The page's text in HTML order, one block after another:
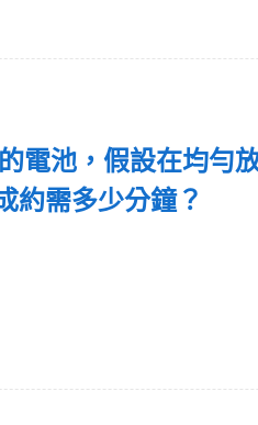
電池，假設在均勻
約需多少分鐘？